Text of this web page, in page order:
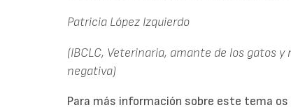
Patricia López Izquierdo
(IBCLC, Veterinaria, amante de los gatos
negativa)
Para más información sobre este tema